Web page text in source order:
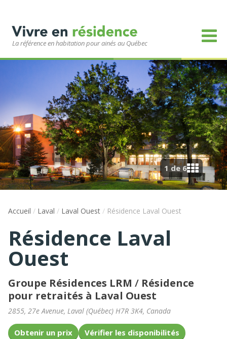
La référence en habitation pour ainés au Québec
1 de 6
Accueil / Laval / Laval Ouest / Résidence Laval Ouest
Résidence Laval
Ouest
Groupe Résidences LRM / Résidence
pour retraités à Laval Ouest
2855, 27e Avenue, Laval (Québec) H7R 3K4, Canada
Obtenir un prix
Vérifier les disponibilités